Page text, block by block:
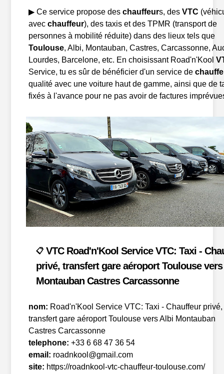
▶ Ce service propose deschauffeurs, desVTC
avecchauffeur), des taxis et des TPMR (transport de
personnes à mobilité réduite) dans des lieux tels que
Toulouse, Albi, Montauban, Castres, Carcassonne,
Lourdes, Barcelone, etc. En choisissant Road'n'Kool
Service, tu es sûr de bénéficier d'un service de
qualité avec une voiture haut de gamme, ainsi que de
fixés à l'avance pour ne pas avoir de factures
📋 VTC Road'n'Kool Service VTC: Taxi -
privé, transfert gare aéroport Toulouse
Montauban Castres Carcassonne
nom: Road'n'Kool Service VTC: Taxi - Chauffeur privé,
transfert gare aéroport Toulouse vers Albi Montauban
Castres Carcassonne
telephone: +33 6 68 47 36 54
email: roadnkool@gmail.com
site: https://roadnkool-vtc-chauffeur-toulouse.com/